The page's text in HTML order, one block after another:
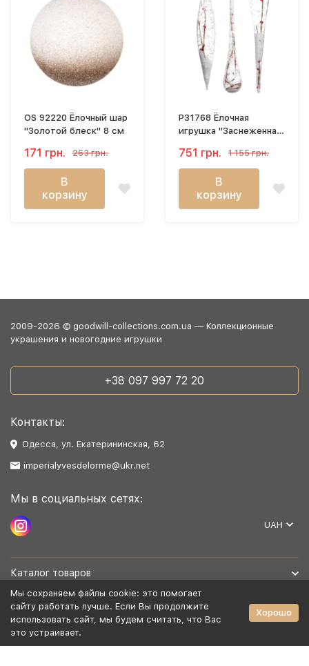
OS 92220 Ёлочный шар
"Золотой блеск" 8 см
171 грн. 263 грн.
В
корзину
P31768 Ёлочная
игрушка "Заснеженная
751 грн. 1 155 грн.
В
корзину
2009-2026 © goodwill-collections.com.ua — Коллекционные
украшения и новогодние игрушки
+38 097 997 72 20
Контакты:
Одесса, ул. Екатерининская, 62
imperialyvesdelorme@ukr.net
Мы в социальных сетях:
UAH
Каталог товаров
Помощь
Политика персональных данных
Мы сохраняем файлы cookie: это помогает
сайту работать лучше. Если Вы продолжите
использовать сайт, мы будем считать, что Вас
это устраивает.
Хорошо